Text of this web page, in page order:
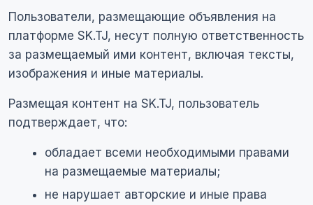
Пользователи, размещающие объявления на
платформе SK.TJ, несут полную ответственность
за размещаемый ими контент, включая тексты,
изображения и иные материалы.
Размещая контент на SK.TJ, пользователь
подтверждает, что:
обладает всеми необходимыми правами
на размещаемые материалы;
не нарушает авторские и иные права